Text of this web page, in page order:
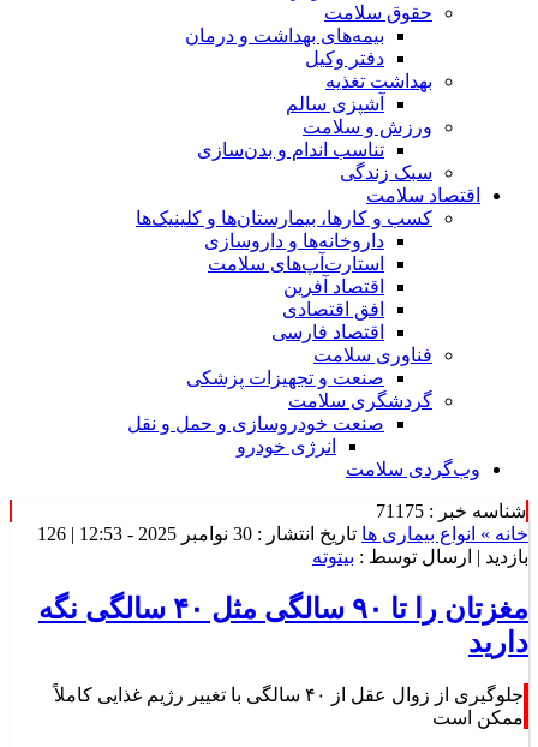
حقوق سلامت
بیمه‌های بهداشت و درمان
دفتر وکیل
بهداشت تغذیه
آشپزی سالم
ورزش و سلامت
تناسب اندام و بدن‌سازی
سبک زندگی
اقتصاد سلامت
کسب و کارها، بیمارستان‌ها و کلینیک‌ها
داروخانه‌ها و داروسازی
استارت‌آپ‌های سلامت
اقتصاد آفرین
افق اقتصادی
اقتصاد فارسی
فناوری سلامت
صنعت و تجهیزات پزشکی
گردشگری سلامت
صنعت خودروسازی و حمل و نقل
انرژی خودرو
وب‌گردی سلامت
شناسه خبر : 71175
خانه » انواع بیماری ها تاریخ انتشار : 30 نوامبر 2025 - 12:53 |
126
بازدید | ارسال توسط : بیتوته
مغزتان را تا ۹۰ سالگی مثل ۴۰ سالگی نگه
دارید
جلوگیری از زوال عقل از ۴۰ سالگی با تغییر رژیم غذایی کاملاً
ممکن است